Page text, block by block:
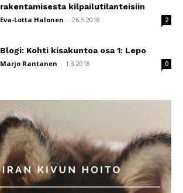
rakentamisesta kilpailutilanteisiin
Eva-Lotta Halonen - 26.5.2018 2
Blogi: Kohti kisakuntoa osa 1: Lepo
Marjo Rantanen - 1.3.2018 0